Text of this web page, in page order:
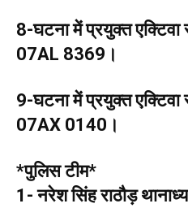
8-घटना में प्रयुक्त एक्टिवा
07AL 8369।
9-घटना में प्रयुक्त
07AX 0140।
*पुलिस टीम*
1- नरेश सिंह राठौड़